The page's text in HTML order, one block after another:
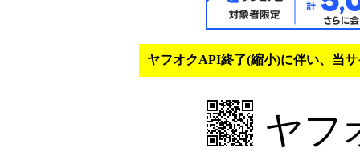
ヤフオクAPI終了(縮小)に伴い、当
ヤフ